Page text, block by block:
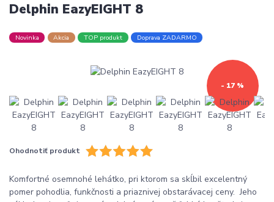
Delphin EazyEIGHT 8
Novinka Akcia TOP produkt Doprava ZADARMO
- 17 %
Ohodnotiť produkt
Komfortné osemnohé lehátko, pri ktorom sa skĺbil excelentný
pomer pohodlia, funkčnosti a priaznivej obstarávacej ceny. Jeho